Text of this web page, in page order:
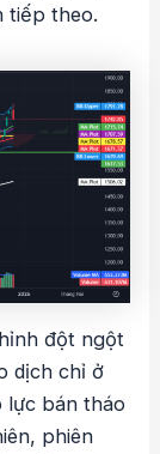
tiếp theo.
đột ngột
dịch chỉ ở
lực bán tháo
phiên